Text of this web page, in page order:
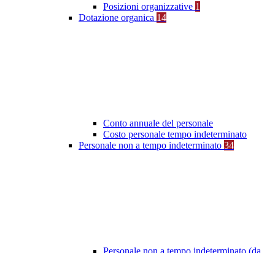
Posizioni organizzative 1
Dotazione organica 14
Conto annuale del personale
Costo personale tempo indeterminato
Personale non a tempo indeterminato 34